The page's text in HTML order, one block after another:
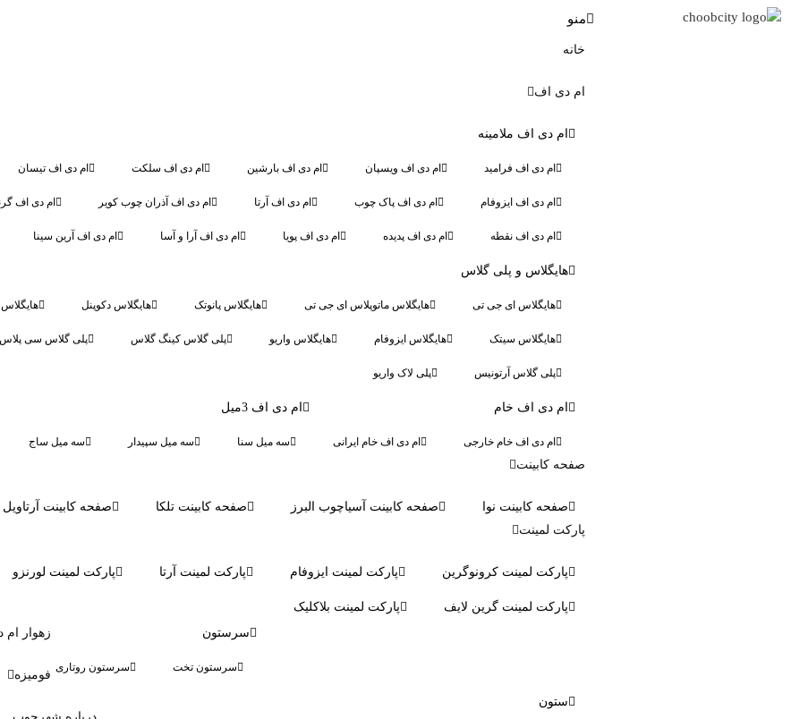
منو
خانه
ام دی اف
ام دی اف ملامینه
ام دی اف فرامید ام دی اف ویسپان ام دی اف بارشین ام دی اف سلکت ام دی اف تیسان
ام دی اف ایزوفام ام دی اف پاک چوب ام دی اف آرتا ام دی اف آذران چوب کویر ام دی اف
ام دی اف نقطه ام دی اف پدیده ام دی اف پویا ام دی اف آرا و آسا ام دی اف آرین سینا
هایگلاس و پلی گلاس
هایگلاس ای جی تی هایگلاس ماتوپلاس ای جی تی هایگلاس پانوتک هایگلاس دکوپنل هایگلاس
هایگلاس سیتک هایگلاس ایزوفام هایگلاس واریو پلی گلاس کینگ گلاس پلی گلاس سی پلاس
پلی گلاس آرتونیس پلی لاک واریو
ام دی اف خام
ام دی اف خام خارجی ام دی اف خام ایرانی
ام دی اف 3میل
سه میل سنا سه میل سپیدار سه میل ساج
صفحه کابینت
صفحه کابینت نوا صفحه کابینت آسیاچوب البرز صفحه کابینت تلکا
صفحه کابینت آرتاویل
پارکت لمینت
پارکت لمینت کرونوگرین پارکت لمینت ایزوفام پارکت لمینت آرتا پارکت لمینت لورنزو
پارکت لمینت گرین لایف پارکت لمینت بلاکلیک
سرستون
سرستون تخت سرستون روتاری
ستون
زهوار
فومیزه